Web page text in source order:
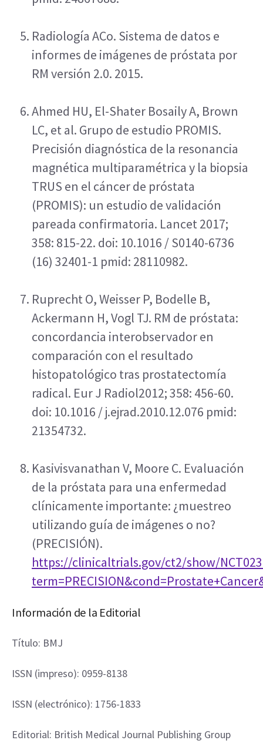
Radiología ACo. Sistema de datos e
informes de imágenes de próstata por
RM versión 2.0. 2015.
Ahmed HU, El-Shater Bosaily A, Brown
LC, et al. Grupo de estudio PROMIS.
Precisión diagnóstica de la resonancia
magnética multiparamétrica y la biopsia
TRUS en el cáncer de próstata
(PROMIS): un estudio de validación
pareada confirmatoria. Lancet 2017;
358: 815-22. doi: 10.1016 / S0140-6736
(16) 32401-1 pmid: 28110982.
Ruprecht O, Weisser P, Bodelle B,
Ackermann H, Vogl TJ. RM de próstata:
concordancia interobservador en
comparación con el resultado
histopatológico tras prostatectomía
radical. Eur J Radiol2012; 358: 456-60.
doi: 10.1016 / j.ejrad.2010.12.076 pmid:
21354732.
Kasivisvanathan V, Moore C. Evaluación
de la próstata para una enfermedad
clínicamente importante: ¿muestreo
utilizando guía de imágenes o no?
https://clinicaltrials.gov/ct2/show/
Información de la Editorial
Título: BMJ
ISSN (impreso): 0959-8138
ISSN (electrónico): 1756-1833
Editorial: British Medical Journal Publishing Group